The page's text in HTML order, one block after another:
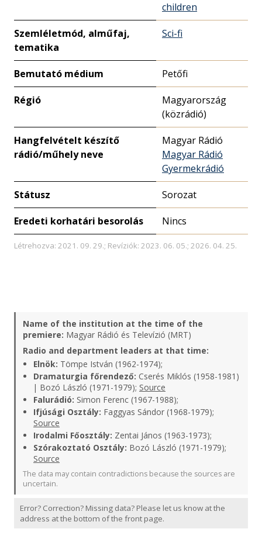
children
Szemléletmód, alműfaj,
tematika
Sci-fi
Bemutató médium Petőfi
Régió
Magyarország
(közrádió)
Hangfelvételt készítő
rádió/műhely neve
Magyar Rádió
Magyar Rádió
Gyermekrádió
Státusz Sorozat
Eredeti korhatári besorolás Nincs
Létrehozva: 2021. 09. 29.; Revíziók: 2023. 06. 05.; 2026. 04. 25.
Name of the institution at the time of the
premiere: Magyar Rádió és Televízió (MRT)
Radio and department leaders at that time:
Elnök: Tömpe István (1962-1974);
Dramaturgia főrendező: Cserés Miklós (1958-1981)
| Bozó László (1971-1979); Source
Falurádió: Simon Ferenc (1967-1988);
Ifjúsági Osztály: Faggyas Sándor (1968-1979);
Source
Irodalmi Főosztály: Zentai János (1963-1973);
Szórakoztató Osztály: Bozó László (1971-1979);
Source
The data may contain contradictions because the sources are
uncertain.
Error? Correction? Missing data? Please let us know at the
address at the bottom of the front page.